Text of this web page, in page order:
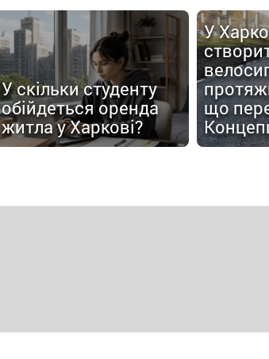
У скільки студенту
обійдеться оренда
житла у Харкові?
У
що